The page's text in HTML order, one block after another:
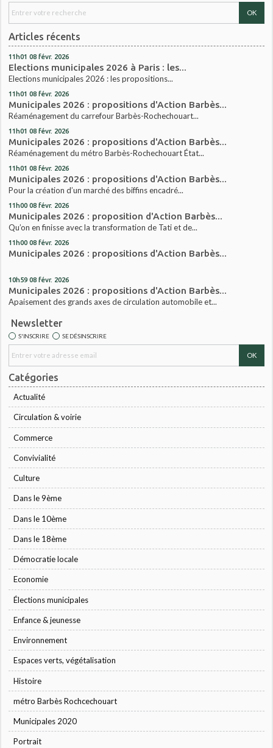
Articles récents
11h01 08 févr. 2026
Elections municipales 2026 à Paris : les...
Elections municipales 2026 : les propositions...
11h01 08 févr. 2026
Municipales 2026 : propositions d'Action Barbès...
Réaménagement du carrefour Barbès-Rochechouart...
11h01 08 févr. 2026
Municipales 2026 : propositions d'Action Barbès...
Réaménagement du métro Barbès-Rochechouart État...
11h01 08 févr. 2026
Municipales 2026 : propositions d'Action Barbès...
Pour la création d’un marché des biffins encadré...
11h00 08 févr. 2026
Municipales 2026 : proposition d'Action Barbès...
Qu’on en finisse avec la transformation de Tati et de...
11h00 08 févr. 2026
Municipales 2026 : propositions d'Action Barbès...
10h59 08 févr. 2026
Municipales 2026 : propositions d'Action Barbès...
Apaisement des grands axes de circulation automobile et...
Newsletter
S'INSCRIRE SE DÉSINSCRIRE
Catégories
Actualité
Circulation & voirie
Commerce
Convivialité
Culture
Dans le 9ème
Dans le 10ème
Dans le 18ème
Démocratie locale
Economie
Élections municipales
Enfance & jeunesse
Environnement
Espaces verts, végétalisation
Histoire
métro Barbès Rochcechouart
Municipales 2020
Portrait